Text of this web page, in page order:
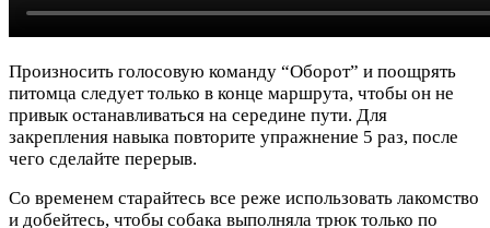
Произносить голосовую команду “Оборот” и поощрять
питомца следует только в конце маршрута, чтобы он не
привык останавливаться на середине пути. Для
закрепления навыка повторите упражнение 5 раз, после
чего сделайте перерыв.
Со временем старайтесь все реже использовать лакомство
и добейтесь, чтобы собака выполняла трюк только по